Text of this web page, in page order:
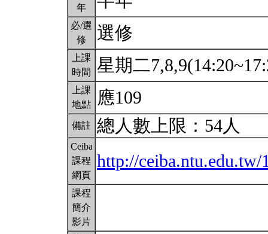
年
必/選
修
選修
上課
時間
星期二
上課
地點
應109
備註 總人數上限：54人
Ceiba
課程
網頁
http://
課程
簡介
影片